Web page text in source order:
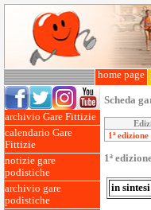
home page
archivio Gare Fittizie
calendario Gare
Fittizie
notizie gare
podistiche
archivio gare
podistiche
Scheda
1ª
1ª
in sintesi